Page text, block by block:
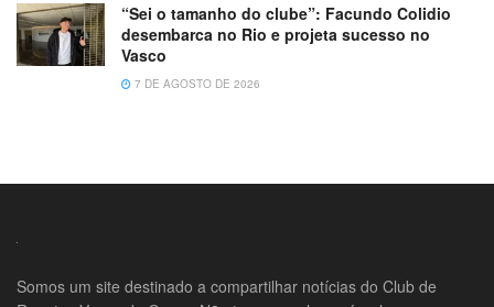
“Sei o tamanho do clube”: Facundo Colidio
desembarca no Rio e projeta sucesso no
Vasco
7 DE AGOSTO DE 2026
Somos um site destinado a compartilhar notícias do Club de